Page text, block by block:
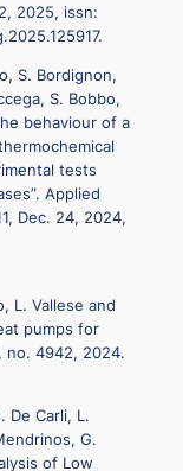
2025, issn:
S. Bordignon,
S. Bobbo,
behaviour of a
tests
Applied
Dec. 24, 2024,
L. Vallese and
pumps for
no. 4942, 2024.
De Carli, L.
G.
of Low